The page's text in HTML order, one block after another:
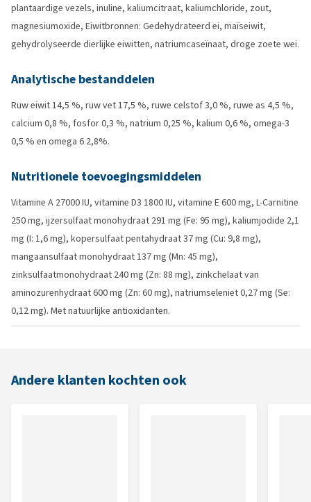
plantaardige vezels, inuline, kaliumcitraat, kaliumchloride, zout,
magnesiumoxide, Eiwitbronnen: Gedehydrateerd ei, maïseiwit,
gehydrolyseerde dierlijke eiwitten, natriumcaseïnaat, droge zoete wei.
Analytische bestanddelen
Ruw eiwit 14,5 %, ruw vet 17,5 %, ruwe celstof 3,0 %, ruwe as 4,5 %,
calcium 0,8 %, fosfor 0,3 %, natrium 0,25 %, kalium 0,6 %, omega-3
0,5 % en omega 6 2,8%.
Nutritionele toevoegingsmiddelen
Vitamine A 27000 IU, vitamine D3 1800 IU, vitamine E 600 mg, L-Carnitine
250 mg, ijzersulfaat monohydraat 291 mg (Fe: 95 mg), kaliumjodide 2,1
mg (I: 1,6 mg), kopersulfaat pentahydraat 37 mg (Cu: 9,8 mg),
mangaansulfaat monohydraat 137 mg (Mn: 45 mg),
zinksulfaatmonohydraat 240 mg (Zn: 88 mg), zinkchelaat van
aminozurenhydraat 600 mg (Zn: 60 mg), natriumseleniet 0,27 mg (Se:
0,12 mg). Met natuurlijke antioxidanten.
Andere klanten kochten ook